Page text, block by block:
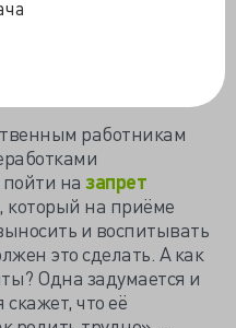
много, а
более сложной
работникам
на запрет
который на приёме
и воспитывать
это сделать. А как
Одна задумается и
что её